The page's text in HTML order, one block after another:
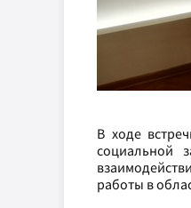
В ходе
социальной
работы в